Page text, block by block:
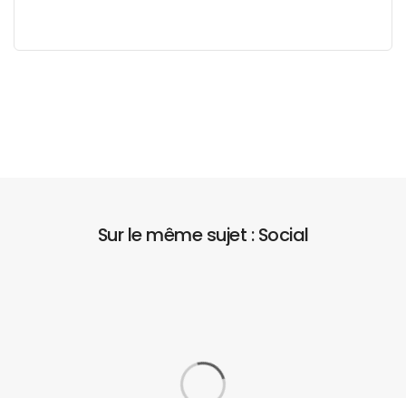
Sur le même sujet : Social